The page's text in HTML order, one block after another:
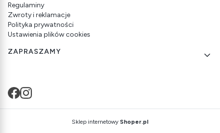
Regulaminy
Zwroty i reklamacje
Polityka prywatności
Ustawienia plików cookies
ZAPRASZAMY
Sklep internetowy Shoper.pl